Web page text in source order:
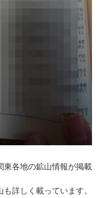
東各地の鉱山情報が掲載
詳しく載っています。